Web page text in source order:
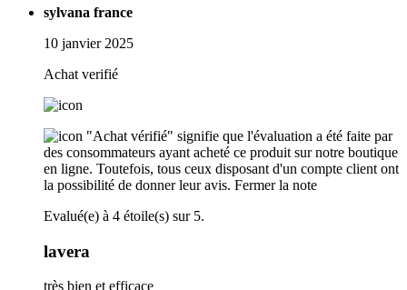
sylvana france
10 janvier 2025
Achat verifié
"Achat vérifié" signifie que l'évaluation a été faite par
des consommateurs ayant acheté ce produit sur notre boutique
en ligne. Toutefois, tous ceux disposant d'un compte client ont
la possibilité de donner leur avis. Fermer la note
Evalué(e) à 4 étoile(s) sur 5.
lavera
très bien et efficace